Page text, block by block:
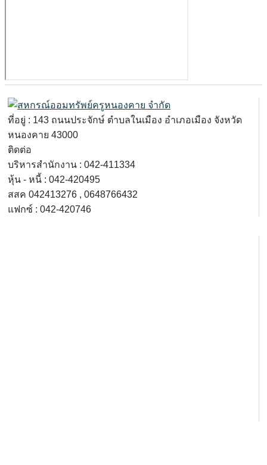
ที่อยู่ : 143 ถนนประจักษ์ ตำบลในเมือง อำเภอเมือง จังหวัด
หนองคาย 43000
ติดต่อ
บริหารสำนักงาน : 042-411334
หุ้น - หนี้ : 042-420495
สสค 042413276 , 0648766432
แฟกซ์ : 042-420746